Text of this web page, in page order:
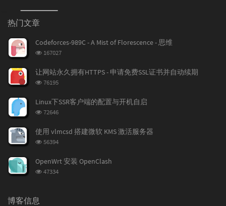
热
门
文
章
论
热门文章
Codeforces-989C - A Mist of Florescence - 思维
浏
次
数:
167027
让网站永久拥有HTTPS - 申请免费SSL证书并自动续期
浏
次
76195
Linux下SSR客户端的配置与开机自启
浏
次
数:
72646
使用 vlmcsd 搭建微软 KMS 激活服务器
浏
次
56394
OpenWrt 安装 OpenClash
浏
47334
博客信息